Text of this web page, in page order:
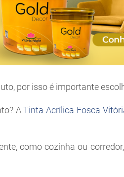
por isso é importante
ATinta Acrílica Fosca
como cozinha ou